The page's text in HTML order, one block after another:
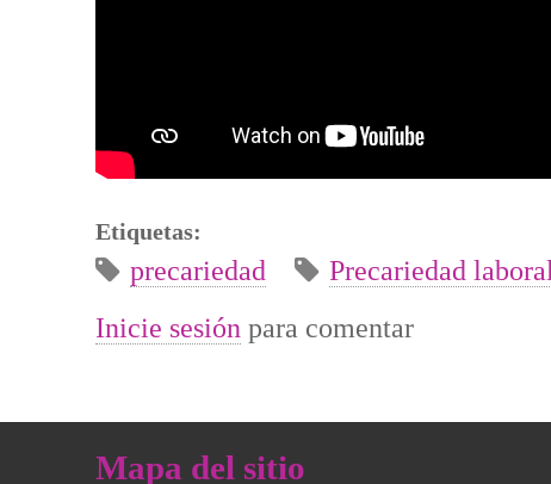
Etiquetas:
precariedad Precariedad laboral
Inicie sesión para comentar
Mapa del sitio